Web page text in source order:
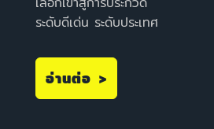
ระดับดีเด่น ระดับประเทศ
อ่านต่อ >